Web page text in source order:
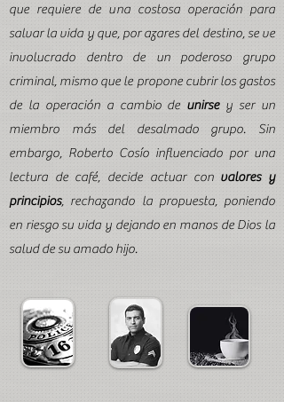
que requiere de una costosa operación para
salvar la vida y que, por azares del destino, se ve
involucrado dentro de un poderoso grupo
criminal, mismo que le propone cubrir los gastos
de la operación a cambio de unirse y ser un
miembro más del desalmado grupo. Sin
embargo, Roberto Cosío influenciado por una
lectura de café, decide actuar con valores y
principios, rechazando la propuesta, poniendo
en riesgo su vida y dejando en manos de Dios la
salud de su amado hijo.